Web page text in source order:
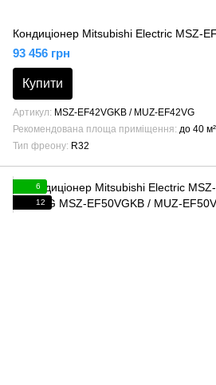
Кондиціонер Mitsubishi Electric MSZ-
93 456 грн
Купити
Артикул
MSZ-EF42VGKB / MUZ-EF42VG
Рекомендована площа приміщення до 40 м²
Тип фреону R32
6
12